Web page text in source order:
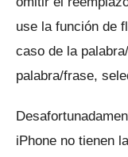
use la función de
caso de la
palabra/frase,
iPhone no tienen